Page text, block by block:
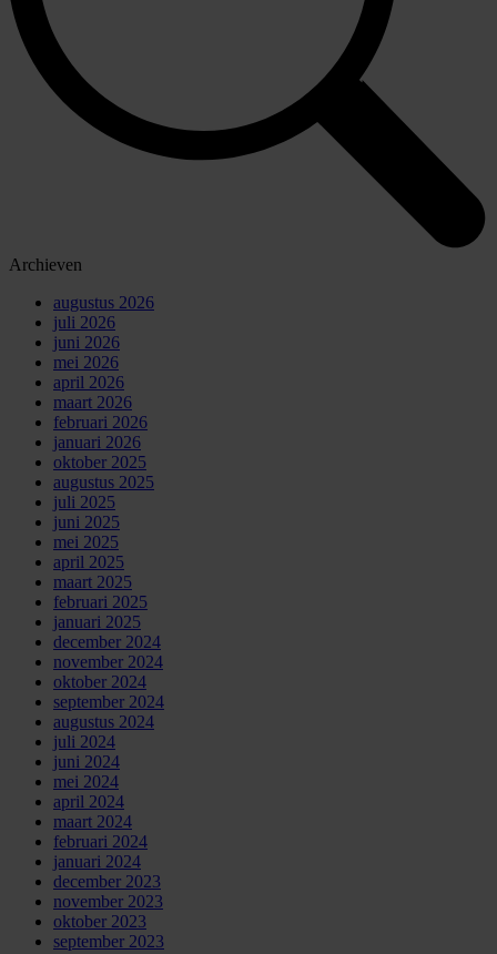
Archieven
augustus 2026
juli 2026
juni 2026
mei 2026
april 2026
maart 2026
februari 2026
januari 2026
oktober 2025
augustus 2025
juli 2025
juni 2025
mei 2025
april 2025
maart 2025
februari 2025
januari 2025
december 2024
november 2024
oktober 2024
september 2024
augustus 2024
juli 2024
juni 2024
mei 2024
april 2024
maart 2024
februari 2024
januari 2024
december 2023
november 2023
oktober 2023
september 2023